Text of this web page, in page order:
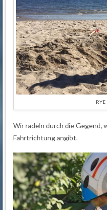
RYE
Wir radeln durch die Gegend,
Fahrtrichtung angibt.